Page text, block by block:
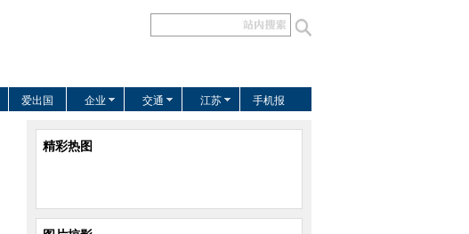
爱出国 企业 交通 江苏 手机报
精彩热图